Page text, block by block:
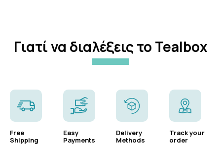
Γιατί να διαλέξεις το Tealbox
Free
Shipping
Easy
Payments
Delivery
Methods
Track your
order